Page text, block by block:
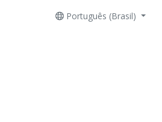
Português (Brasil)